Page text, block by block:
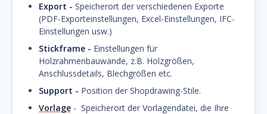
Export - Speicherort der verschiedenen Exporte
(PDF-Exporteinstellungen, Excel-Einstellungen, IFC-
Einstellungen usw.)
Stickframe - Einstellungen für
Holzrahmenbauwände, z.B. Holzgrößen,
Anschlussdetails, Blechgrößen etc.
Support - Position der Shopdrawing-Stile.
Vorlage - Speicherort der Vorlagendatei, die Ihre